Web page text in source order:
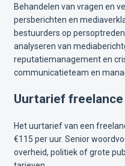
Behandelen van vragen en
persberichten en
bestuurders op
analyseren van
reputatiemanagement en
communicatieteam en
Uurtarief
Het uurtarief van een
€115 per uur. Senior
overheid, politiek of grote